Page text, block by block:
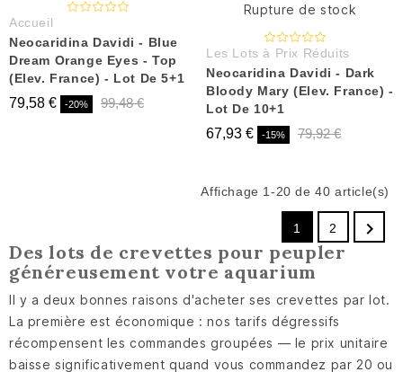
Accueil
Neocaridina Davidi - Blue
Dream Orange Eyes - Top
(Elev. France) - Lot De 5+1
79,58 € -20% 99,48 €
Rupture de stock
Les Lots à Prix Réduits
Neocaridina Davidi - Dark
Bloody Mary (Elev. France) -
Lot De 10+1
67,93 € -15% 79,92 €
Affichage 1-20 de 40 article(s)
1 2 
Des lots de crevettes pour peupler
généreusement votre aquarium
Il y a deux bonnes raisons d'acheter ses crevettes par lot.
La première est économique : nos tarifs dégressifs
récompensent les commandes groupées — le prix unitaire
baisse significativement quand vous commandez par 20 ou